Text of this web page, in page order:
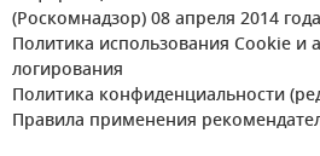
(Роскомнадзор) 08 апреля 2014
Политика использования Cookie и
логирования
Политика конфиденциальности
Правила применения